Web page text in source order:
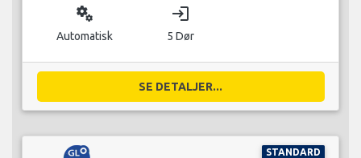
miscellaneous_services
Automatisk
login
5 Dør
SE DETALJER...
STANDARD